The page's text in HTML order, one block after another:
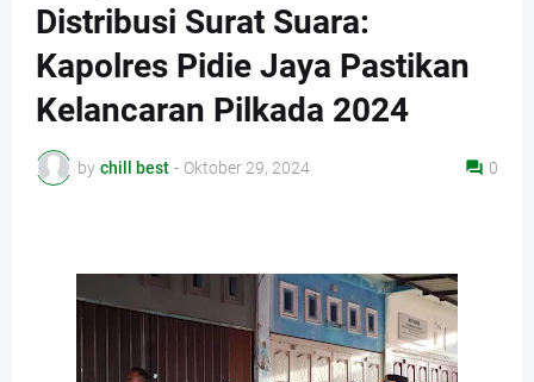
Distribusi Surat Suara:
Kapolres Pidie Jaya Pastikan
Kelancaran Pilkada 2024
by chill best - Oktober 29, 2024 0